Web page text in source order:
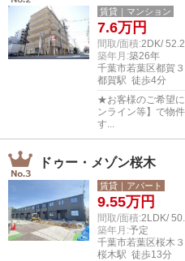
賃貸｜マンション
7.6万円
間取/面積:2DK/
築年月:築26年
千葉市若葉区都賀
都賀駅 徒歩4分
★お客様のご希望
ンライン等】で物
す...
ドゥー・メゾン桜木
賃貸｜アパート
9.55万円
間取/面積:2LDK/
築年月:予定
千葉市若葉区桜木
桜木駅 徒歩13分